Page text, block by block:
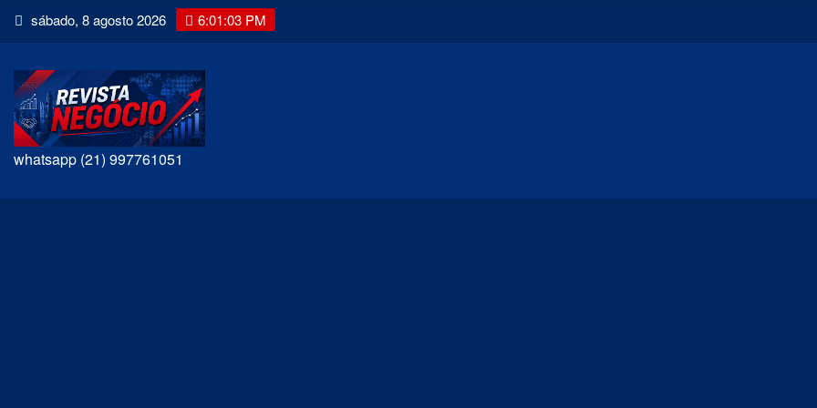
Skip sábado, 8 agosto 2026 6:01:04 PM
whatsapp (21) 997761051